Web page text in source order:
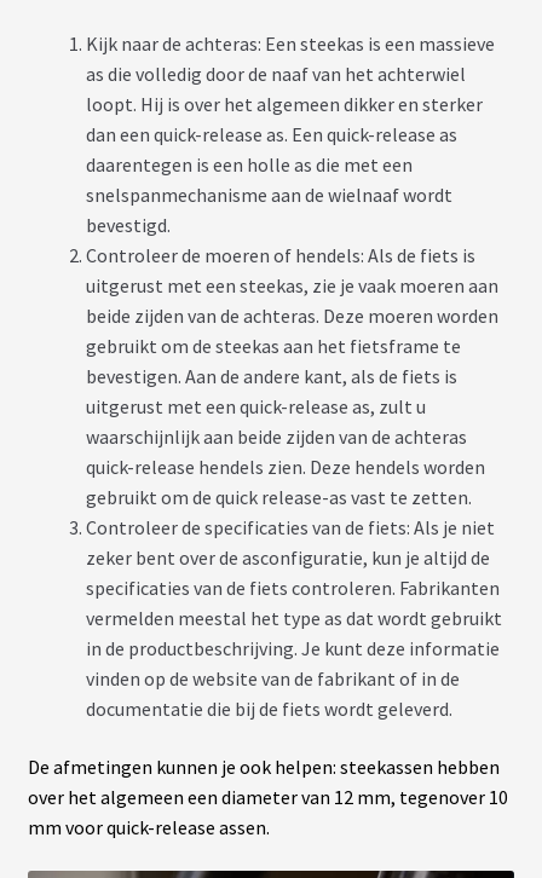
Kijk naar de achteras: Een steekas is een massieve
as die volledig door de naaf van het achterwiel
loopt. Hij is over het algemeen dikker en sterker
dan een quick-release as. Een quick-release as
daarentegen is een holle as die met een
snelspanmechanisme aan de wielnaaf wordt
bevestigd.
Controleer de moeren of hendels: Als de fiets is
uitgerust met een steekas, zie je vaak moeren aan
beide zijden van de achteras. Deze moeren worden
gebruikt om de steekas aan het fietsframe te
bevestigen. Aan de andere kant, als de fiets is
uitgerust met een quick-release as, zult u
waarschijnlijk aan beide zijden van de achteras
quick-release hendels zien. Deze hendels worden
gebruikt om de quick release-as vast te zetten.
Controleer de specificaties van de fiets: Als je niet
zeker bent over de asconfiguratie, kun je altijd de
specificaties van de fiets controleren. Fabrikanten
vermelden meestal het type as dat wordt gebruikt
in de productbeschrijving. Je kunt deze informatie
vinden op de website van de fabrikant of in de
documentatie die bij de fiets wordt geleverd.
De afmetingen kunnen je ook helpen: steekassen hebben
over het algemeen een diameter van 12 mm, tegenover 10
mm voor quick-release assen.